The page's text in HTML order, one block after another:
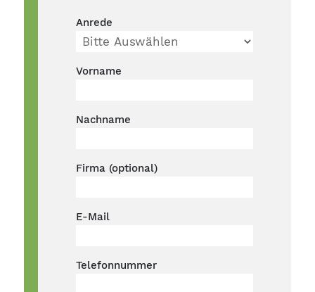
Anrede
Vorname
Nachname
Firma (optional)
E-Mail
Telefonnummer